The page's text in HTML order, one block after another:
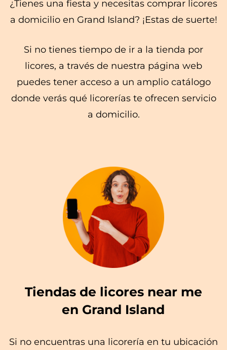
¿Tienes una fiesta y necesitas comprar licores
a domicilio en Grand Island? ¡Estas de suerte!
Si no tienes tiempo de ir a la tienda por
licores, a través de nuestra página web
puedes tener acceso a un amplio catálogo
donde verás qué licorerías te ofrecen servicio
a domicilio.
Tiendas de licores near me
en Grand Island
Si no encuentras una licorería en tu ubicación